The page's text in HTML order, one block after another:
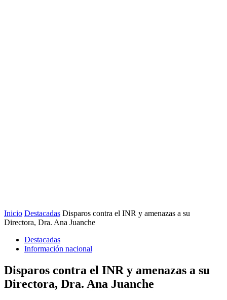
Inicio Destacadas Disparos contra el INR y amenazas a su
Directora, Dra. Ana Juanche
Destacadas
Información nacional
Disparos contra el INR y amenazas a su
Directora, Dra. Ana Juanche